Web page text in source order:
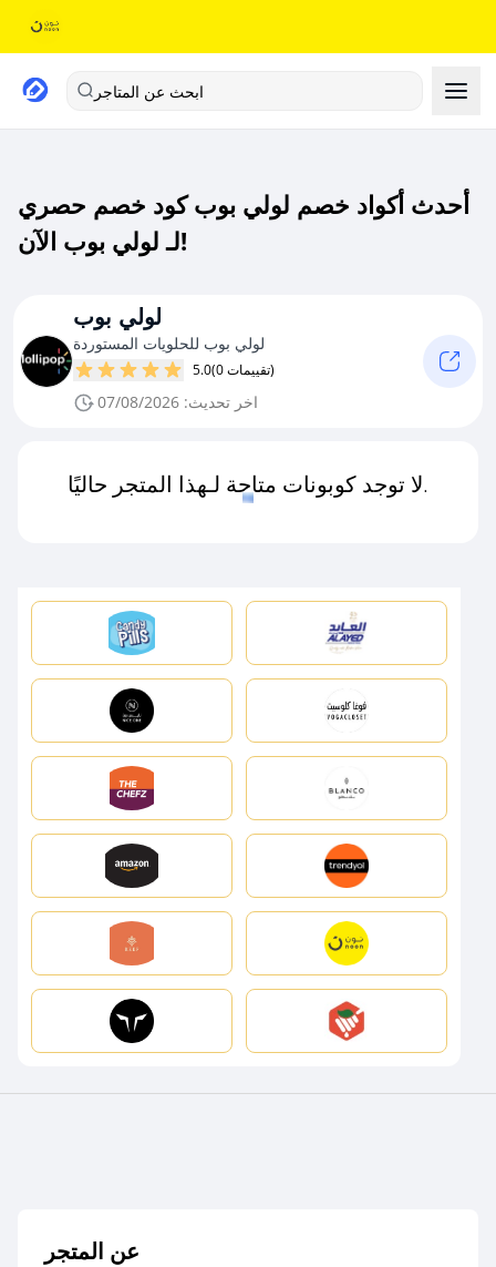
ابحث عن المتاجر
أحدث أكواد خصم لولي بوب كود خصم حصري
لـ لولي بوب الآن!
لولي بوب
لولي بوب للحلويات المستوردة
5.0 (0 تقييمات)
اخر تحديث: 07/08/2026
لا توجد كوبونات متاحة لـهذا المتجر حاليًا.
عن المتجر